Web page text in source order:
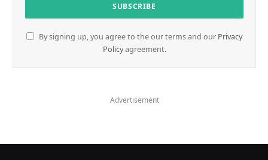
By signing up, you agree to the our terms and our Privacy
Policyagreement.
Advertisement